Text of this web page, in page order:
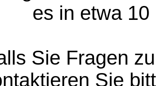
es in etwa
Sie Fragen
Sie